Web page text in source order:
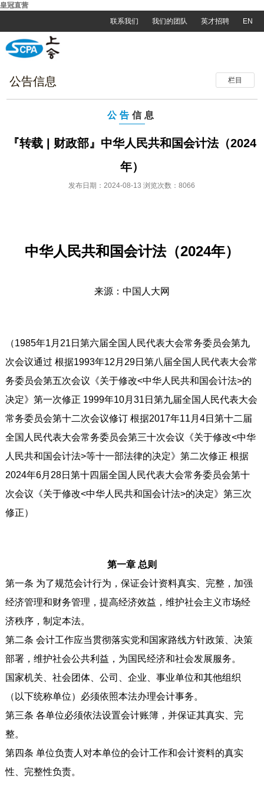
皇冠直营
联系我们
我们的团队 英才招聘 EN
栏目
公告信息
公告 信息
『转载 | 财政部』中华人民共和国会计法（2024
年）
发布日期：2024-08-13 浏览次数：8066
中华人民共和国会计法（2024年）
来源：中国人大网
（1985年1月21日第六届全国人民代表大会常务委员会第九
次会议通过 根据1993年12月29日第八届全国人民代表大会常
务委员会第五次会议《关于修改<中华人民共和国会计法>的
决定》第一次修正 1999年10月31日第九届全国人民代表大会
常务委员会第十二次会议修订 根据2017年11月4日第十二届
全国人民代表大会常务委员会第三十次会议《关于修改<中华
人民共和国会计法>等十一部法律的决定》第二次修正 根据
2024年6月28日第十四届全国人民代表大会常务委员会第十
次会议《关于修改<中华人民共和国会计法>的决定》第三次
修正）
第一章 总则
第一条 为了规范会计行为，保证会计资料真实、完整，加强
经济管理和财务管理，提高经济效益，维护社会主义市场经
济秩序，制定本法。
第二条 会计工作应当贯彻落实党和国家路线方针政策、决策
部署，维护社会公共利益，为国民经济和社会发展服务。
国家机关、社会团体、公司、企业、事业单位和其他组织
（以下统称单位）必须依照本法办理会计事务。
第三条 各单位必须依法设置会计账簿，并保证其真实、完
整。
第四条 单位负责人对本单位的会计工作和会计资料的真实
性、完整性负责。